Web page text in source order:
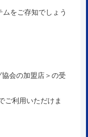
ムをご存知でしょう
会の加盟店＞の受
ご利用いただけま